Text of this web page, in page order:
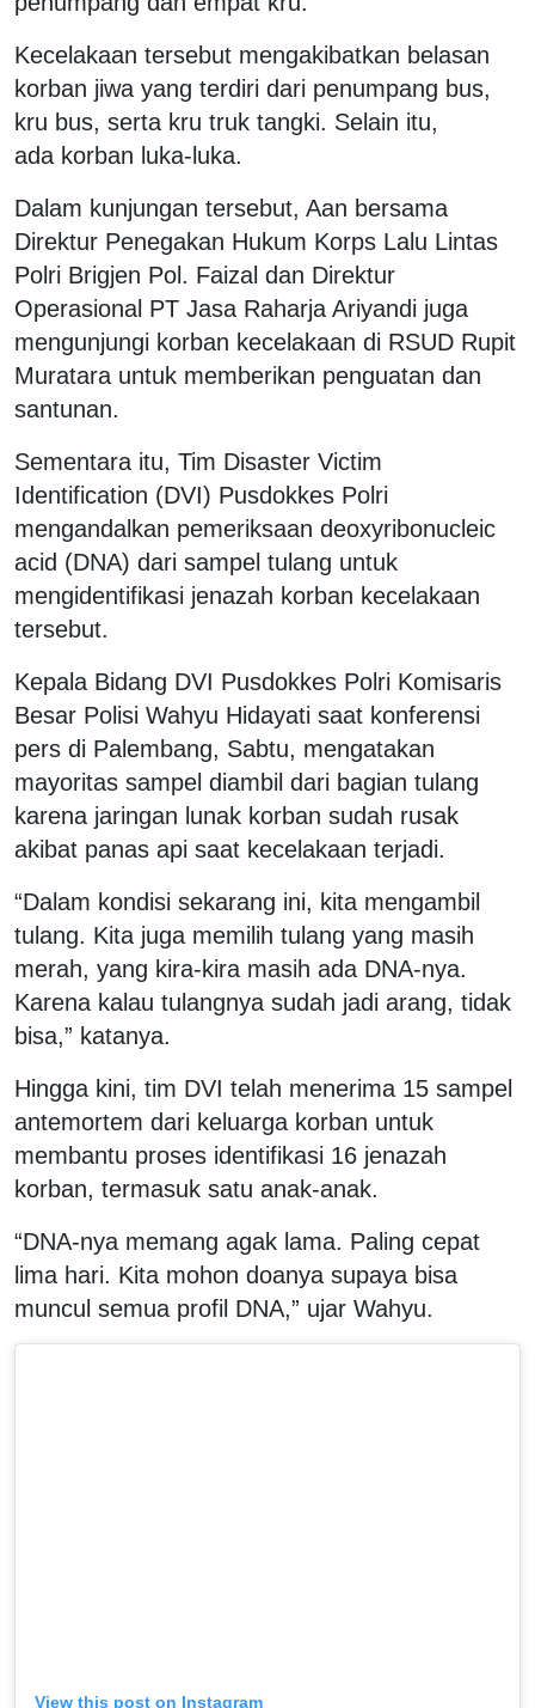
Kecelakaan tersebut mengakibatkan belasan
korban jiwa yang terdiri dari penumpang bus,
kru bus, serta kru truk tangki. Selain itu,
ada korban luka-luka.
Dalam kunjungan tersebut, Aan bersama
Direktur Penegakan Hukum Korps Lalu Lintas
Polri Brigjen Pol. Faizal dan Direktur
Operasional PT Jasa Raharja Ariyandi juga
mengunjungi korban kecelakaan di RSUD Rupit
Muratara untuk memberikan penguatan dan
santunan.
Sementara itu, Tim Disaster Victim
Identification (DVI) Pusdokkes Polri
mengandalkan pemeriksaan deoxyribonucleic
acid (DNA) dari sampel tulang untuk
mengidentifikasi jenazah korban kecelakaan
tersebut.
Kepala Bidang DVI Pusdokkes Polri Komisaris
Besar Polisi Wahyu Hidayati saat konferensi
pers di Palembang, Sabtu, mengatakan
mayoritas sampel diambil dari bagian tulang
karena jaringan lunak korban sudah rusak
akibat panas api saat kecelakaan terjadi.
“Dalam kondisi sekarang ini, kita mengambil
tulang. Kita juga memilih tulang yang masih
merah, yang kira-kira masih ada DNA-nya.
Karena kalau tulangnya sudah jadi arang, tidak
bisa,” katanya.
Hingga kini, tim DVI telah menerima 15 sampel
antemortem dari keluarga korban untuk
membantu proses identifikasi 16 jenazah
korban, termasuk satu anak-anak.
“DNA-nya memang agak lama. Paling cepat
lima hari. Kita mohon doanya supaya bisa
muncul semua profil DNA,” ujar Wahyu.
View this post on Instagram